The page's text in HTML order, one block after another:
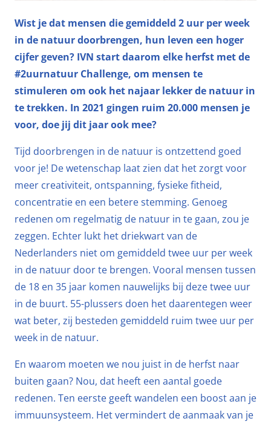
Wist je dat mensen die gemiddeld 2 uur per week
in de natuur doorbrengen, hun leven een hoger
cijfer geven? IVN start daarom elke herfst met de
#2uurnatuur Challenge, om mensen te
stimuleren om ook het najaar lekker de natuur in
te trekken. In 2021 gingen ruim 20.000 mensen je
voor, doe jij dit jaar ook mee?
Tijd doorbrengen in de natuur is ontzettend goed
voor je! De wetenschap laat zien dat het zorgt voor
meer creativiteit, ontspanning, fysieke fitheid,
concentratie en een betere stemming. Genoeg
redenen om regelmatig de natuur in te gaan, zou je
zeggen. Echter lukt het driekwart van de
Nederlanders niet om gemiddeld twee uur per week
in de natuur door te brengen. Vooral mensen tussen
de 18 en 35 jaar komen nauwelijks bij deze twee uur
in de buurt. 55-plussers doen het daarentegen weer
wat beter, zij besteden gemiddeld ruim twee uur per
week in de natuur.
En waarom moeten we nou juist in de herfst naar
buiten gaan? Nou, dat heeft een aantal goede
redenen. Ten eerste geeft wandelen een boost aan je
immuunsysteem. Het vermindert de aanmaak van je